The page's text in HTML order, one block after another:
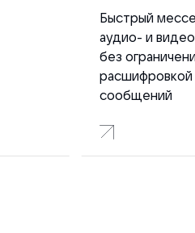
Быстрый
аудио- и
без
расшифровкой
сообщений